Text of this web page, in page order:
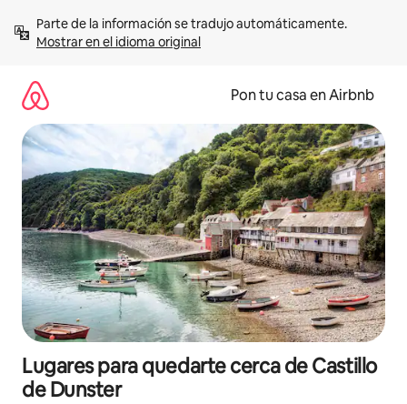
contenidoMostrar en el idioma original
Pon tu casa en Airbnb
Lugares para quedarte cerca de Castillo
de Dunster